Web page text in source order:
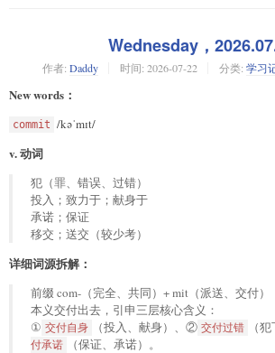
Wednesday，
作者: Daddy 时间: 2026-07-22 分类: 学习
New words：
commit /kəˈmɪt/
v. 动词
犯（罪、错误、过错）
投入；致力于；献身于
承诺；保证
移交；送交（较少考）
详细词源拆解：
前缀 com-（完全、共同）+ mit（派送、交付）
本义交付出去，引申三层核心含义：
① 交付自身 （投入、献身）、② 交付过错 （
付承诺
（保证、承诺）。